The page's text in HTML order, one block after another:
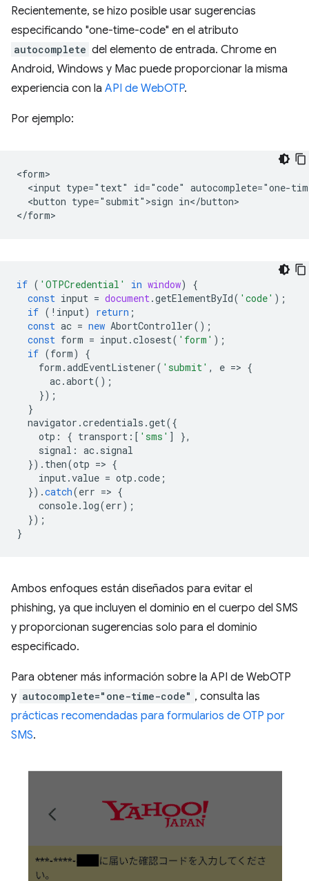
Recientemente, se hizo posible usar sugerencias
especificando "one-time-code" en el atributo
autocomplete del elemento de entrada. Chrome en
Android, Windows y Mac puede proporcionar la misma
experiencia con la API de WebOTP.
Por ejemplo:
<form>
<input type="text" id="code" autocomplete="one-
  <button type="submit">sign in</button>
if ( 'OTPCredential' in window)
{
const input = document.getElementById( 'code' );
if ( ! input) return ;
const ac = new AbortController();
const form = input.closest( 'form' );
if (form)
{
form .addEventListener( 'submit' , e => {
ac.abort();
});
}
navigator .credentials .get({
otp : { transport : [ 'sms' ]
},
signal : ac. signal
}). then(otp => {
input.value = otp .code ;
}).catch(err => {
console. log(err);
});
}
Ambos enfoques están diseñados para evitar el
phishing, ya que incluyen el dominio en el cuerpo del SMS
y proporcionan sugerencias solo para el dominio
especificado.
Para obtener más información sobre la API de WebOTP
y autocomplete="one-time-code" , consulta las
prácticas recomendadas para formularios de OTP por
SMS.